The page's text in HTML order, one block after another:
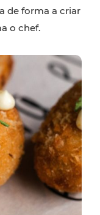
de forma a criar
o chef.